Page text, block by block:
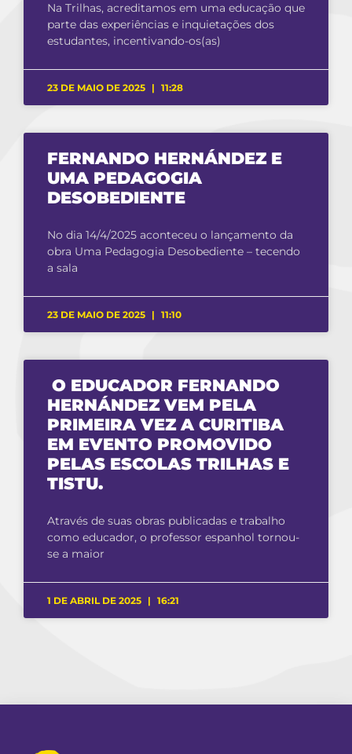
Na Trilhas, acreditamos em uma educação que
parte das experiências e inquietações dos
estudantes, incentivando-os(as)
23 DE MAIO DE 2025 11:28
FERNANDO HERNÁNDEZ E
UMA PEDAGOGIA
DESOBEDIENTE
No dia 14/4/2025 aconteceu o lançamento da
obra Uma Pedagogia Desobediente – tecendo
a sala
23 DE MAIO DE 2025 11:10
O EDUCADOR FERNANDO
HERNÁNDEZ VEM PELA
PRIMEIRA VEZ A CURITIBA
EM EVENTO PROMOVIDO
PELAS ESCOLAS TRILHAS E
TISTU.
Através de suas obras publicadas e trabalho
como educador, o professor espanhol tornou-
se a maior
1 DE ABRIL DE 2025 16:21